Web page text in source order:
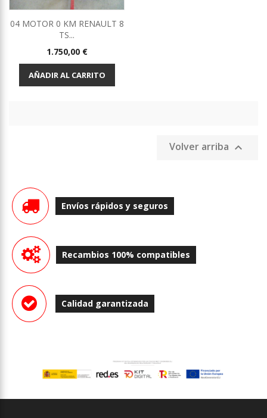
04 MOTOR 0 KM RENAULT 8
TS...
Precio
1.750,00 €
AÑADIR AL CARRITO
Volver arriba 
Envíos rápidos y seguros
Recambios 100% compatibles
Calidad garantizada